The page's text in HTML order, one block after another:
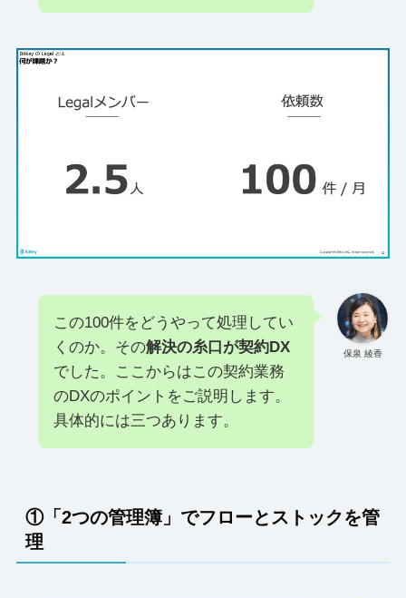
保泉 綾香
この100件をどうやって処理してい
くのか。その解決の糸口が契約DX
でした。ここからはこの契約業務
のDXのポイントをご説明します。
具体的には三つあります。
①「2つの管理簿」でフローとストックを管
理